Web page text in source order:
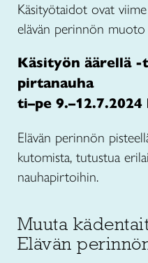
Käsityötaidot ovat
elävän perinnön muoto
Käsityön äärellä
pirtanauha
ti–pe
Elävän perinnön
kutomista, tutustua
nauhapirtoihin.
Muuta
Elävän